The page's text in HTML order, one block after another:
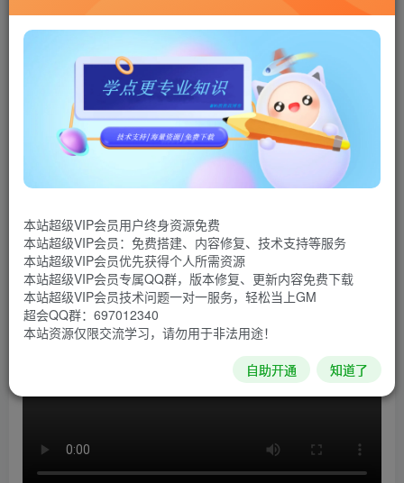
联网教程： 内附教程
单机教程： 内附教程
不懂的话联系客服！！！
本站的资源转载自国内外各大媒体和网络，仅供试玩体
验。如果您喜欢该游戏内容，请支持正版 →→→正版购买
游戏介绍
《我们离开前》的背景设定是：人类在地下度过了好几
要为他们建造住所、收割土豆、管理资源、发现远古科技、
重建社会，打造多星球殖民网络。
游戏视频
本站超级VIP会员用户终身资源免费
本站超级VIP会员：免费搭建、内容修复、技术支持等服务
本站超级VIP会员优先获得个人所需资源
本站超级VIP会员专属QQ群，版本修复、更新内容免费下载
本站超级VIP会员技术问题一对一服务，轻松当上GM
超会QQ群：697012340
本站资源仅限交流学习，请勿用于非法用途！
自助开通 知道了